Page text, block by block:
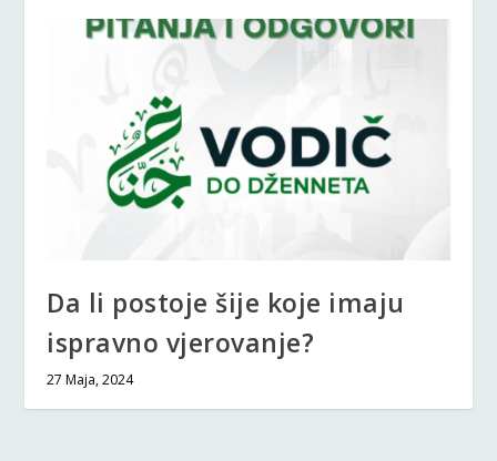
Da li postoje šije koje imaju
ispravno vjerovanje?
27 Maja, 2024